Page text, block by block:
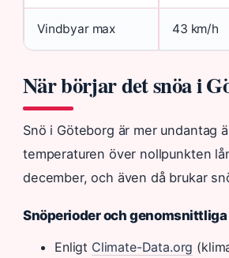
Vindbyar max 43 km/h
När börjar det snöa i
Snö i Göteborg är mer undantag
temperaturen över nollpunkten
december, och även då brukar
Snöperioder och
Enligt Climate-Data.org